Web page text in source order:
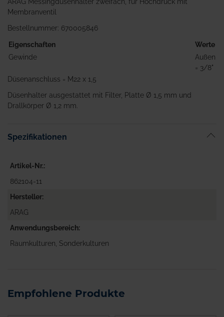
ARAG Messingdüsenhalter zweifach, für Hochdruck mit
Membranventil
Bestellnummer: 670005846
Eigenschaften
Werte
Gewinde
Außen
= 3/8"
Düsenanschluss = M22 x 1,5
Düsenhalter ausgestattet mit Filter, Platte Ø 1,5 mm und
Drallkörper Ø 1,2 mm.
Spezifikationen
Artikel-Nr.
862104-11
Hersteller
ARAG
Anwendungsbereich
Raumkulturen, Sonderkulturen
Empfohlene Produkte